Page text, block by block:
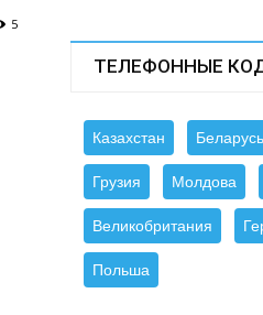
5
ТЕЛЕФОННЫЕ
Казахстан Беларусь
Грузия Молдова
Великобритания
Польша